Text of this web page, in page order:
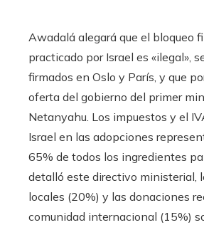
Awadalá alegará que el bloqueo
practicado por Israel es «ilegal»,
firmados en Oslo y París, y que
oferta del gobierno del primer
Netanyahu. Los impuestos y el
Israel en las adopciones
65% de todos los ingredientes
detalló este directivo ministerial,
locales (20%) y las donaciones
comunidad internacional (15%)